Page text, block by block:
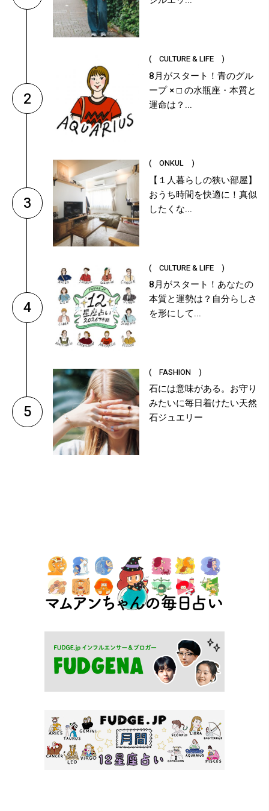
2
( CULTURE & LIFE )
8月がスタート！青のグル
ープ × □ の水瓶座・本質と
運命は？...
3
( ONKUL )
【１人暮らしの狭い部屋】
おうち時間を快適に！真似
したくな...
4
( CULTURE & LIFE )
8月がスタート！あなたの
本質と運勢は？自分らしさ
を形にして...
5
( FASHION )
石には意味がある。お守り
みたいに毎日着けたい天然
石ジュエリー